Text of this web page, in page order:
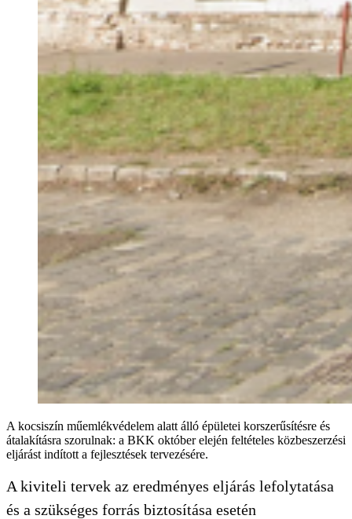
A kocsiszín műemlékvédelem alatt álló épületei korszerűsítésre és
átalakításra szorulnak: a BKK október elején feltételes közbeszerzési
eljárást indított a fejlesztések tervezésére.
A kiviteli tervek az eredményes eljárás lefolytatása
és a szükséges forrás biztosítása esetén